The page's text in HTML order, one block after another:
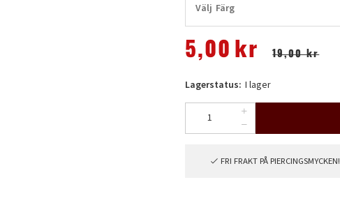
Välj Färg
5,00 kr 19,00 kr
Lagerstatus: I lager
FRI FRAKT PÅ PIERCINGSMYCKEN!